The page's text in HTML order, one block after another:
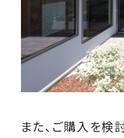
また、ご購入を検